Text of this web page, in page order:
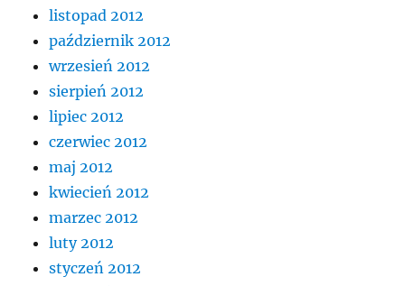
listopad 2012
październik 2012
wrzesień 2012
sierpień 2012
lipiec 2012
czerwiec 2012
maj 2012
kwiecień 2012
marzec 2012
luty 2012
styczeń 2012